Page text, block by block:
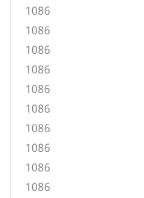
1086
1086
1086
1086
1086
1086
1086
1086
1086
1086